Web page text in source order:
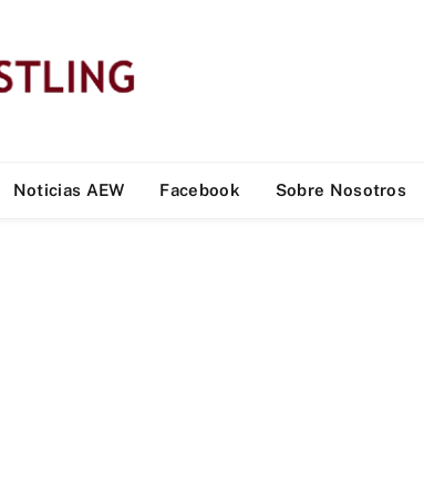
Noticias AEW Facebook Sobre Nosotros